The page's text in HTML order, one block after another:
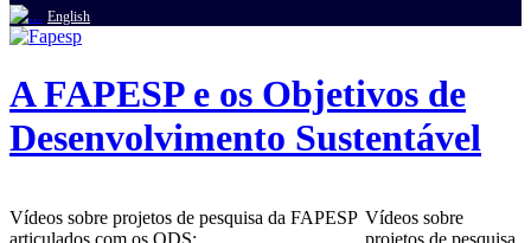
English
A FAPESP e os Objetivos de
Desenvolvimento Sustentável
Vídeos sobre projetos de pesquisa da FAPESP
articulados com os ODS:
Vídeos sobre
projetos de pesquisa